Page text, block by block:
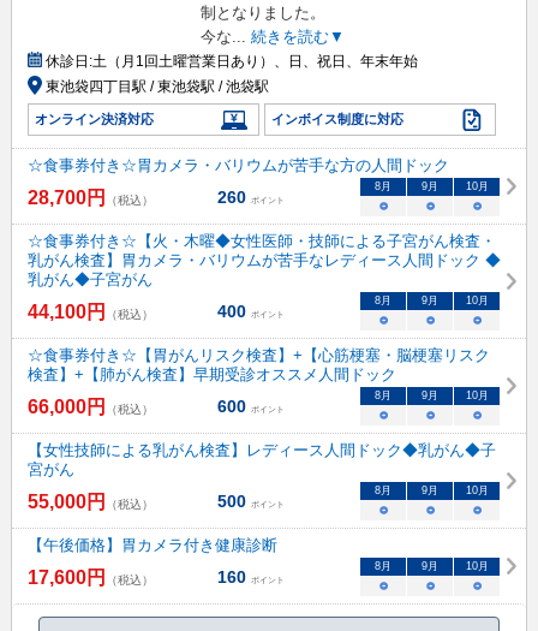
制となりました。
今な... 続きを読む▼
休診日:土（月1回土曜営業日あり）、日、祝日、年末年始
東池袋四丁目駅 / 東池袋駅 / 池袋駅
オンライン決済対応 インボイス制度に対応
☆食事券付き☆胃カメラ・バリウムが苦手な方の人間ドック
28,700円 （税込） 260 ポイント
8月 9月 10月
○ ○ ○
☆食事券付き☆【火・木曜◆女性医師・技師による子宮がん検査・
乳がん検査】胃カメラ・バリウムが苦手なレディース人間ドック ◆
乳がん◆子宮がん
44,100円 （税込） 400 ポイント
8月 9月 10月
○ ○ ○
☆食事券付き☆【胃がんリスク検査】+【心筋梗塞・脳梗塞リスク
検査】+【肺がん検査】早期受診オススメ人間ドック
66,000円 （税込） 600 ポイント
8月 9月 10月
○ ○ ○
【女性技師による乳がん検査】レディース人間ドック◆乳がん◆子
宮がん
55,000円 （税込） 500 ポイント
8月 9月 10月
○ ○ ○
【午後価格】胃カメラ付き健康診断
17,600円 （税込） 160 ポイント
8月 9月 10月
○ ○ ○